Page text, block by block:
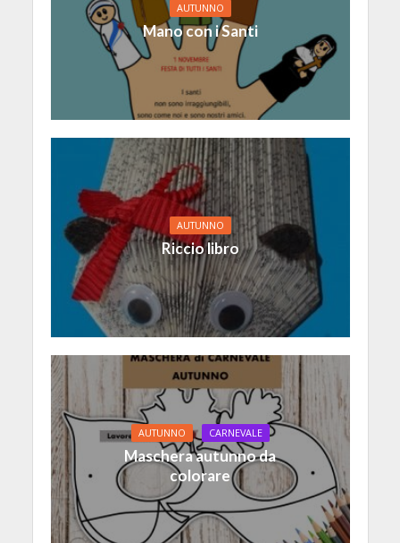
AUTUNNO
Mano con i Santi
AUTUNNO
Riccio libro
AUTUNNO CARNEVALE
Maschera autunno da
colorare